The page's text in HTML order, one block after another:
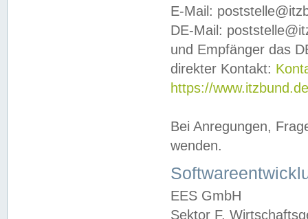
E-Mail:
DE-Mail:
und Empfänger das
direkter Kontakt:
https://
Bei Anregungen,
wenden.
EES GmbH
Sektor F,